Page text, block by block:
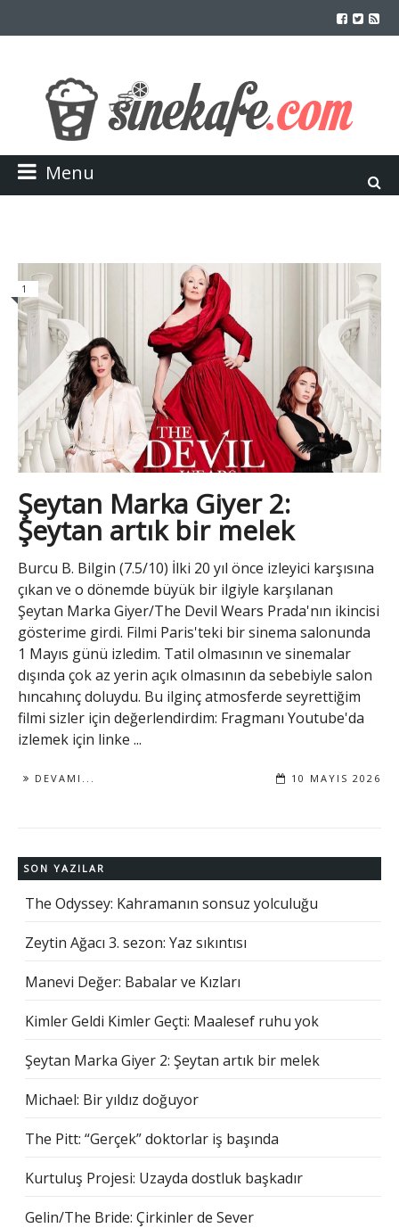
Menu
1
Şeytan Marka Giyer 2:
Şeytan artık bir melek
Burcu B. Bilgin (7.5/10) İlki 20 yıl önce izleyici karşısına
çıkan ve o dönemde büyük bir ilgiyle karşılanan
Şeytan Marka Giyer/The Devil Wears Prada'nın ikincisi
gösterime girdi. Filmi Paris'teki bir sinema salonunda
1 Mayıs günü izledim. Tatil olmasının ve sinemalar
dışında çok az yerin açık olmasının da sebebiyle salon
hıncahınç doluydu. Bu ilginç atmosferde seyrettiğim
filmi sizler için değerlendirdim: Fragmanı Youtube'da
izlemek için linke ...
DEVAMI... 10 MAYIS 2026
SON YAZILAR
The Odyssey: Kahramanın sonsuz yolculuğu
Zeytin Ağacı 3. sezon: Yaz sıkıntısı
Manevi Değer: Babalar ve Kızları
Kimler Geldi Kimler Geçti: Maalesef ruhu yok
Şeytan Marka Giyer 2: Şeytan artık bir melek
Michael: Bir yıldız doğuyor
The Pitt: “Gerçek” doktorlar iş başında
Kurtuluş Projesi: Uzayda dostluk başkadır
Gelin/The Bride: Çirkinler de Sever